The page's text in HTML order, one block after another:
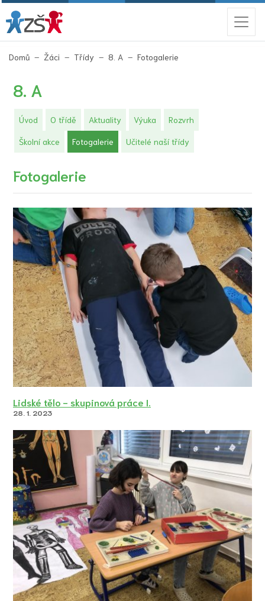
Domů Žáci Třídy 8. A Fotogalerie
8. A
Úvod O třídě Aktuality Výuka Rozvrh
Školní akce Fotogalerie (aktuální)
Učitelé naší třídy
Fotogalerie
Lidské tělo - skupinová práce I.
28. 1. 2023